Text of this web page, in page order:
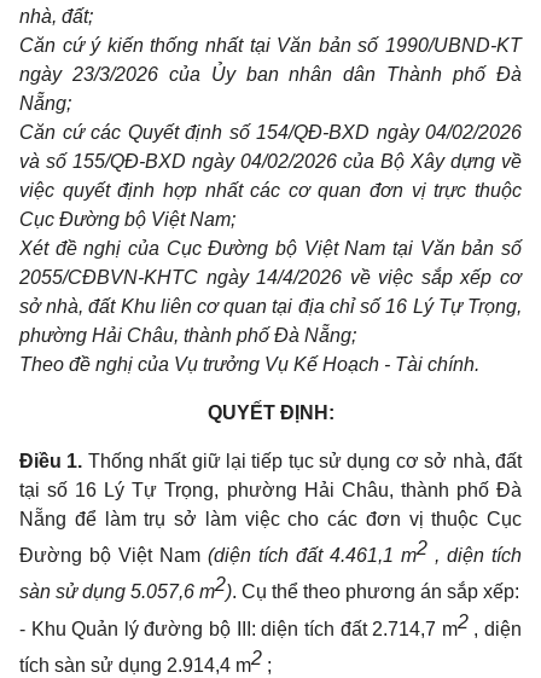
nhà, đất;
Căn cứ ý kiến thống nhất tại Văn bản số 1990/UBND-KT
ngày 23/3/2026 của Ủy ban nhân dân Thành phố Đà
Nẵng;
Căn cứ các Quyết định số 154/QĐ-BXD ngày 04/02/2026
và số 155/QĐ-BXD ngày 04/02/2026 của Bộ Xây dựng về
việc quyết định hợp nhất các cơ quan đơn vị trực thuộc
Cục Đường bộ Việt Nam;
Xét đề nghị của Cục Đường bộ Việt Nam tại Văn bản số
2055/CĐBVN-KHTC ngày 14/4/2026 về việc sắp xếp cơ
sở nhà, đất Khu liên cơ quan tại địa chỉ số 16 Lý Tự Trọng,
phường Hải Châu, thành phố Đà Nẵng;
Theo đề nghị của Vụ trưởng Vụ Kế Hoạch - Tài chính.
QUYẾT ĐỊNH:
Điều 1. Thống nhất giữ lại tiếp tục sử dụng cơ sở nhà, đất
tại số 16 Lý Tự Trọng, phường Hải Châu, thành phố Đà
Nẵng để làm trụ sở làm việc cho các đơn vị thuộc Cục
Đường bộ Việt Nam (diện tích đất 4.461,1 m2 , diện tích
sàn sử dụng 5.057,6 m2). Cụ thể theo phương án sắp xếp:
- Khu Quản lý đường bộ III: diện tích đất 2.714,7 m2 , diện
tích sàn sử dụng 2.914,4 m2 ;